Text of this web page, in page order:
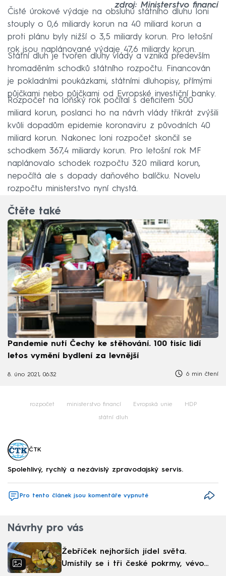
zdroj: Ministerstvo financí
Čisté úrokové výdaje na obsluhu státního dluhu loni
stouply o 0,6 miliardy korun na 40 miliard korun a
proti plánu byly nižší o 3,5 miliardy korun. Pro letošní
rok jsou naplánované výdaje 47,6 miliardy korun.
Státní dluh je tvořen dluhy vlády a vzniká především
hromaděním schodků státního rozpočtu. Financován
je pokladními poukázkami, státními dluhopisy, přímými
půjčkami nebo půjčkami od Evropské investiční banky.
Rozpočet na loňský rok počítal s deficitem 500
miliard korun, poslanci ho na návrh vlády třikrát zvýšili
kvůli dopadům epidemie koronaviru z původních 40
miliard korun. Nakonec loni rozpočet skončil se
schodkem 367,4 miliardy korun. Pro letošní rok MF
naplánovalo schodek rozpočtu 320 miliard korun,
nepočítá ale s dopady daňového balíčku. Novelu
rozpočtu ministerstvo nyní chystá.
Čtěte také
Pandemie nutí Čechy ke stěhování. 100 tisíc lidí
letos vymění bydlení za levnější
8. úno 2021, 06:32 6 min čtení
rozpočet ministerstvo financí Evropská unie HDP
státní dluh
ČTK
Spolehlivý, rychlý a nezávislý zpravodajský servis.
Pro tento článek jsou komentáře vypnuté
Návrhy pro vás
Žebříček nejhorších jídel světa.
Umístily se i tři české pokrmy, vévodí